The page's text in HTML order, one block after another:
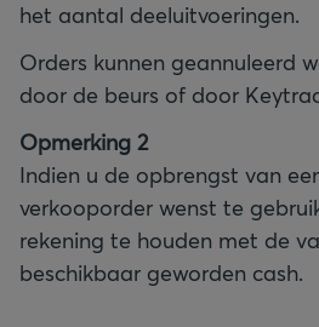
het aantal deeluitvoeringen.
Orders kunnen geannuleerd
door de beurs of door
Opmerking 2
Indien u de opbrengst van
verkooporder wenst te
rekening te houden met de
beschikbaar geworden cash.